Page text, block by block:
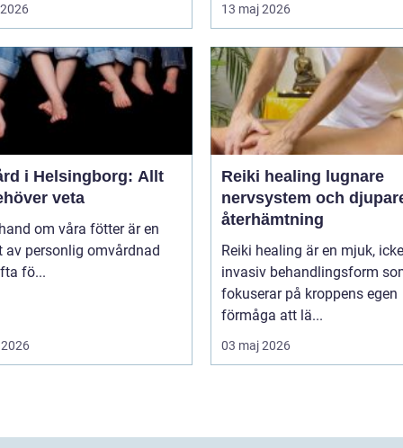
13 maj 2026
i Helsingborg: Allt
veta
om våra fötter är en
av personlig omvårdnad
fö...
Reiki healing lugnare
nervsystem och
återhämtning
Reiki healing är en mjuk,
invasiv behandlingsform
fokuserar på kroppens egen
förmåga att lä...
03 maj 2026